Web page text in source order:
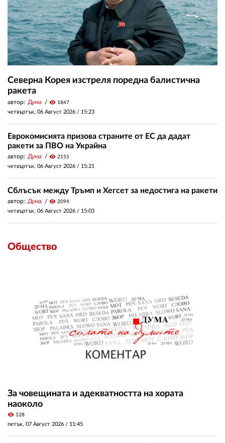
Северна Корея изстреля поредна балистична
ракета
автор: Дума visibility 1847
четвъртък, 06 Август 2026 / 15:23
Еврокомисията призова страните от ЕС да дадат
ракети за ПВО на Украйна
автор: Дума visibility 2155
четвъртък, 06 Август 2026 / 15:21
Сблъсък между Тръмп и Хегсет за недостига на ракети
автор: Дума visibility 2094
четвъртък, 06 Август 2026 / 15:03
Общество
За човещината и адекватността на хората
наоколо
visibility 128
петък, 07 Август 2026 / 11:45